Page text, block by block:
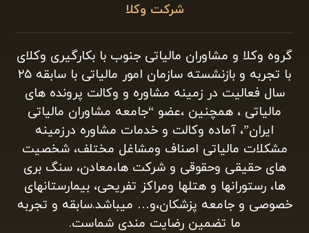
شرکت وکلا
گروه وکلا و مشاوران مالیاتی جنوب با بکارگیری وکلای
با تجربه و بازنشسته سازمان امور مالیاتی با سابقه ۲۵
سال فعالیت در زمینه مشاوره و وکالت پرونده های
مالیاتی ، همچنین ،عضو “جامعه مشاوران مالیاتی
ایران”، آماده وکالت و خدمات مشاوره درزمینه
مشکلات مالیاتی اصناف ومشاغل مختلف، شخصیت
های حقیقی وحقوقی و شرکت ها،معادن، سنگ بری
ها، رستورانها و هتلها ومراکز تفریحی، بیمارستانهای
خصوصی و جامعه پزشکان،و… میباشد.سابقه و تجربه
ما تضمین رضایت مندی شماست.